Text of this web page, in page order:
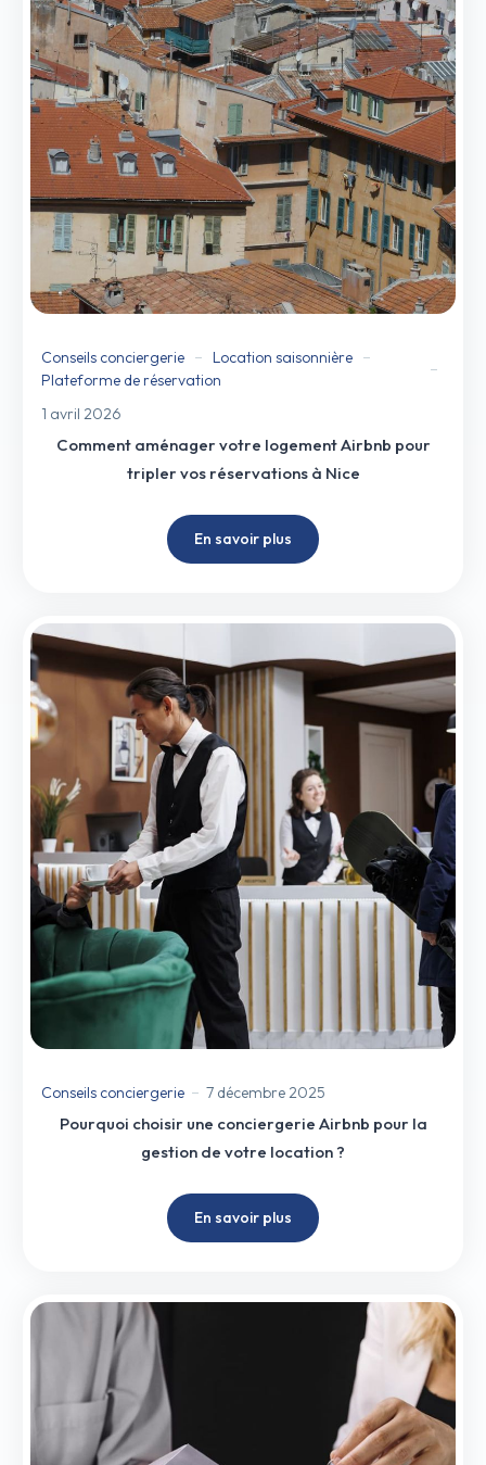
Conseils conciergerie
Location saisonnière
Plateforme de réservation
1 avril 2026
Comment aménager votre logement Airbnb pour
tripler vos réservations à Nice
En savoir plus
Conseils conciergerie 7 décembre 2025
Pourquoi choisir une conciergerie Airbnb pour la
gestion de votre location ?
En savoir plus